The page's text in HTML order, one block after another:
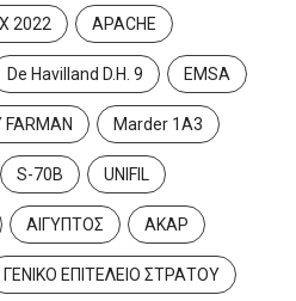
2022 APACHE
De Havilland D.H. 9 EMSA
FARMAN Marder 1A3
S-70B UNIFIL
ΑΙΓΥΠΤΟΣ ΑΚΑΡ
ΓΕΝΙΚΟ ΕΠΙΤΕΛΕΙΟ ΣΤΡΑΤΟΥ